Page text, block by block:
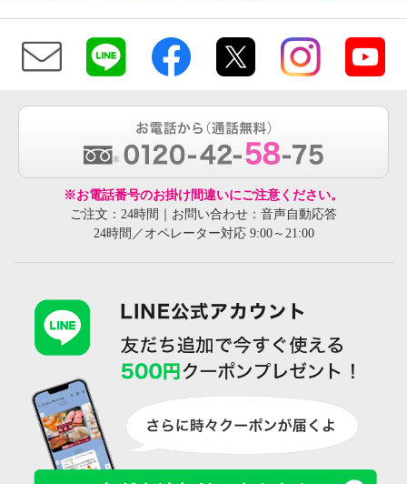
※お電話番号のお掛け間違いにご注意ください。
ご注文：24時間｜お問い合わせ：音声自動応答
24時間／オペレーター対応 9:00～21:00